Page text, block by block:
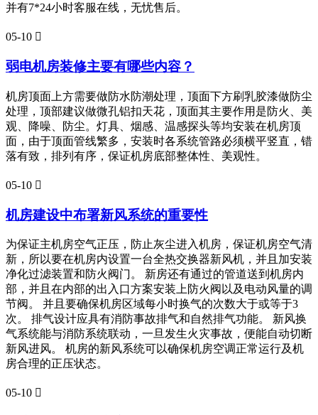
并有7*24小时客服在线，无忧售后。
05-10 
弱电机房装修主要有哪些内容？
机房顶面上方需要做防水防潮处理，顶面下方刷乳胶漆做防尘
处理，顶部建议做微孔铝扣天花，顶面其主要作用是防火、美
观、降噪、防尘。灯具、烟感、温感探头等均安装在机房顶
面，由于顶面管线繁多，安装时各系统管路必须横平竖直，错
落有致，排列有序，保证机房底部整体性、美观性。
05-10 
机房建设中布署新风系统的重要性
为保证主机房空气正压，防止灰尘进入机房，保证机房空气清
新，所以要在机房内设置一台全热交换器新风机，并且加安装
净化过滤装置和防火阀门。 新房还有通过的管道送到机房内
部，并且在内部的出入口方案安装上防火阀以及电动风量的调
节阀。 并且要确保机房区域每小时换气的次数大于或等于3
次。 排气设计应具有消防事故排气和自然排气功能。 新风换
气系统能与消防系统联动，一旦发生火灾事故，便能自动切断
新风进风。 机房的新风系统可以确保机房空调正常运行及机
房合理的正压状态。
05-10 